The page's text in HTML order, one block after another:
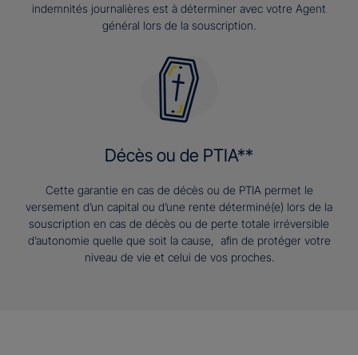
indemnités journalières est à déterminer avec votre Agent
général lors de la souscription.
Décès ou de PTIA**
Cette garantie en cas de décès ou de PTIA permet le
versement d’un capital ou d’une rente déterminé(e) lors de la
souscription en cas de décès ou de perte totale irréversible
d’autonomie quelle que soit la cause, afin de protéger votre
niveau de vie et celui de vos proches.